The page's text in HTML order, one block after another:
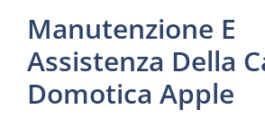
Manutenzione E
Assistenza Della
Domotica Apple